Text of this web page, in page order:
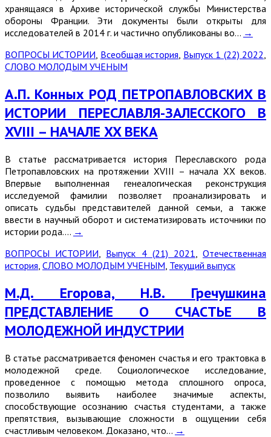
хранящаяся в Архиве исторической службы Министерства
обороны Франции. Эти документы были открыты для
исследователей в 2014 г. и частично опубликованы во… →
ВОПРОСЫ ИСТОРИИ, Всеобщая история, Выпуск 1 (22) 2022,
СЛОВО МОЛОДЫМ УЧЕНЫМ
А.П. Конных РОД ПЕТРОПАВЛОВСКИХ В
ИСТОРИИ ПЕРЕСЛАВЛЯ-ЗАЛЕССКОГО В
XVIII – НАЧАЛЕ XX ВЕКА
В статье рассматривается история Переславского рода
Петропавловских на протяжении XVIII – начала XX веков.
Впервые выполненная генеалогическая реконструкция
исследуемой фамилии позволяет проанализировать и
описать судьбы представителей данной семьи, а также
ввести в научный оборот и систематизировать источники по
истории рода.… →
ВОПРОСЫ ИСТОРИИ, Выпуск 4 (21) 2021,Отечественная
история, СЛОВО МОЛОДЫМ УЧЕНЫМ, Текущий выпуск
М.Д. Егорова, Н.В. Гречушкина
ПРЕДСТАВЛЕНИЕ О СЧАСТЬЕ В
МОЛОДЕЖНОЙ ИНДУСТРИИ
В статье рассматривается феномен счастья и его трактовка в
молодежной среде. Социологическое исследование,
проведенное с помощью метода сплошного опроса,
позволило выявить наиболее значимые аспекты,
способствующие осознанию счастья студентами, а также
препятствия, вызывающие сложности в ощущении себя
счастливым человеком. Доказано, что… →